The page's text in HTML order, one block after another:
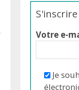
Votre e-
Je